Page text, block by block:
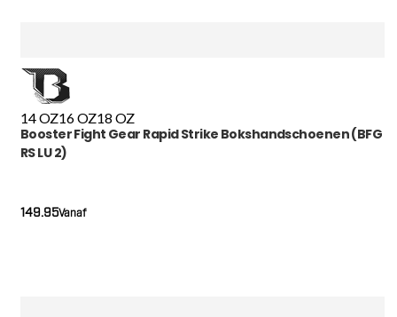
14 OZ16 OZ18 OZ
Booster Fight Gear Rapid Strike Bokshandschoenen (BFG
RS LU 2)
Vanaf
149.95